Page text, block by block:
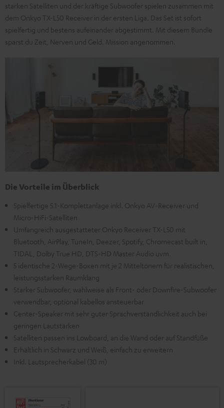
starken Satelliten und der kräftige Subwoofer spielen zusammen mit
dem Onkyo TX-L50 Receiver in der ersten Liga. Das Set ist sofort
spielfertig und bestens aufeinander abgestimmt. Mit diesem Bundle
sparst du Zeit, Nerven und Geld. Mission angenommen.
Die Vorteile im Überblick
Spielfertige 5.1-Komplettanlage inkl. Onkyo AV-Receiver und
Micro-HiFi-Satelliten
Umfangreich ausgestatteter Onkyo Receiver TX-L50 mit
Bluetooth, AirPlay, TuneIn, Deezer, Spotify, Chromecast built in,
TIDAL, Dolby True HD, DTS-HD Master Audio uvm.
5 identische 2-Wege-Boxen mit je 2 Mitteltönern für realistischen,
leistungsstarken Raumklang
Starker Subwoofer, wahlweise als Front- oder Downfire-Subwoofer
verwendbar, optional kabellos ansteuerbar
Center-Speaker mit sehr guter Sprachverständlichkeit auch bei
geringen Lautstärken
Satelliten passen ins Lowboard, an die Wand oder auf Standfüße
Erhältlich in Schwarz und Weiß, einfach zu erweitern
Inkl. Lautsprecherkabel (30 m)